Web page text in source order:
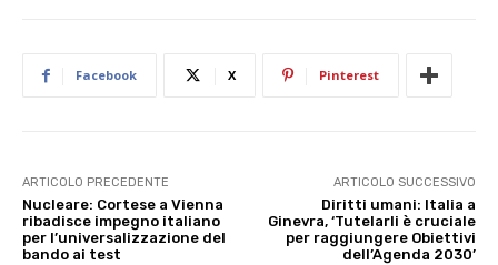
Facebook X Pinterest
ARTICOLO PRECEDENTE
Nucleare: Cortese a Vienna
ribadisce impegno italiano
per l’universalizzazione del
bando ai test
ARTICOLO SUCCESSIVO
Diritti umani: Italia a
Ginevra, ‘Tutelarli è cruciale
per raggiungere Obiettivi
dell’Agenda 2030’